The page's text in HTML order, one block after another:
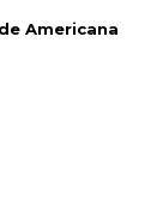
Americana